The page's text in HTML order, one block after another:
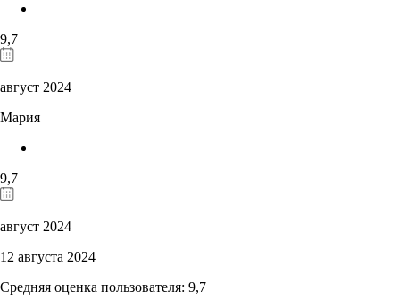
9,7
август 2024
Мария
9,7
август 2024
12 августа 2024
Средняя оценка пользователя: 9,7